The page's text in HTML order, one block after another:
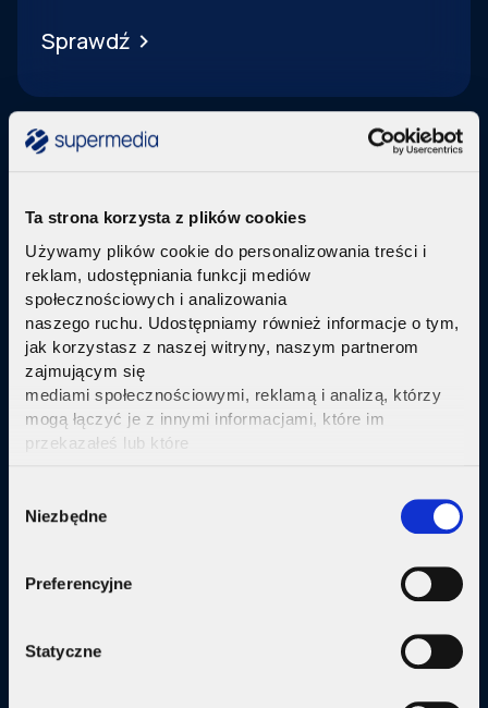
Ta strona korzysta z plików cookies
Używamy plików cookie do personalizowania treści i
reklam, udostępniania funkcji mediów
społecznościowych i analizowania
naszego ruchu. Udostępniamy również informacje o tym,
jak korzystasz z naszej witryny, naszym partnerom
zajmującym się
mediami społecznościowymi, reklamą i analizą, którzy
mogą łączyć je z innymi informacjami, które im
przekazałeś lub które
Selection
Niezbędne
Preferencyjne
Statyczne
Sprawdź
Telewizja Replay
Pakiety internetu z nowoczesną telewizją
technologi IPTV Replay TV.
Sprawdź
Internet + telewizja
Internet + plan komórkowy